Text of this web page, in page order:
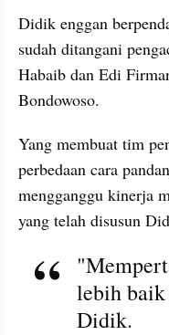
Didik enggan
sudah ditangani
Habaib dan Edi
Bondowoso.
Yang membuat tim
perbedaan cara
mengganggu kinerja
yang telah disusun
lebih
Didik.